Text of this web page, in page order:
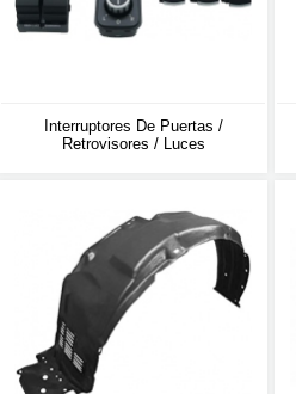
Interruptores De Puertas /
Retrovisores / Luces